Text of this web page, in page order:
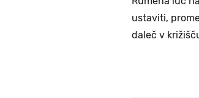
ustaviti,
daleč v